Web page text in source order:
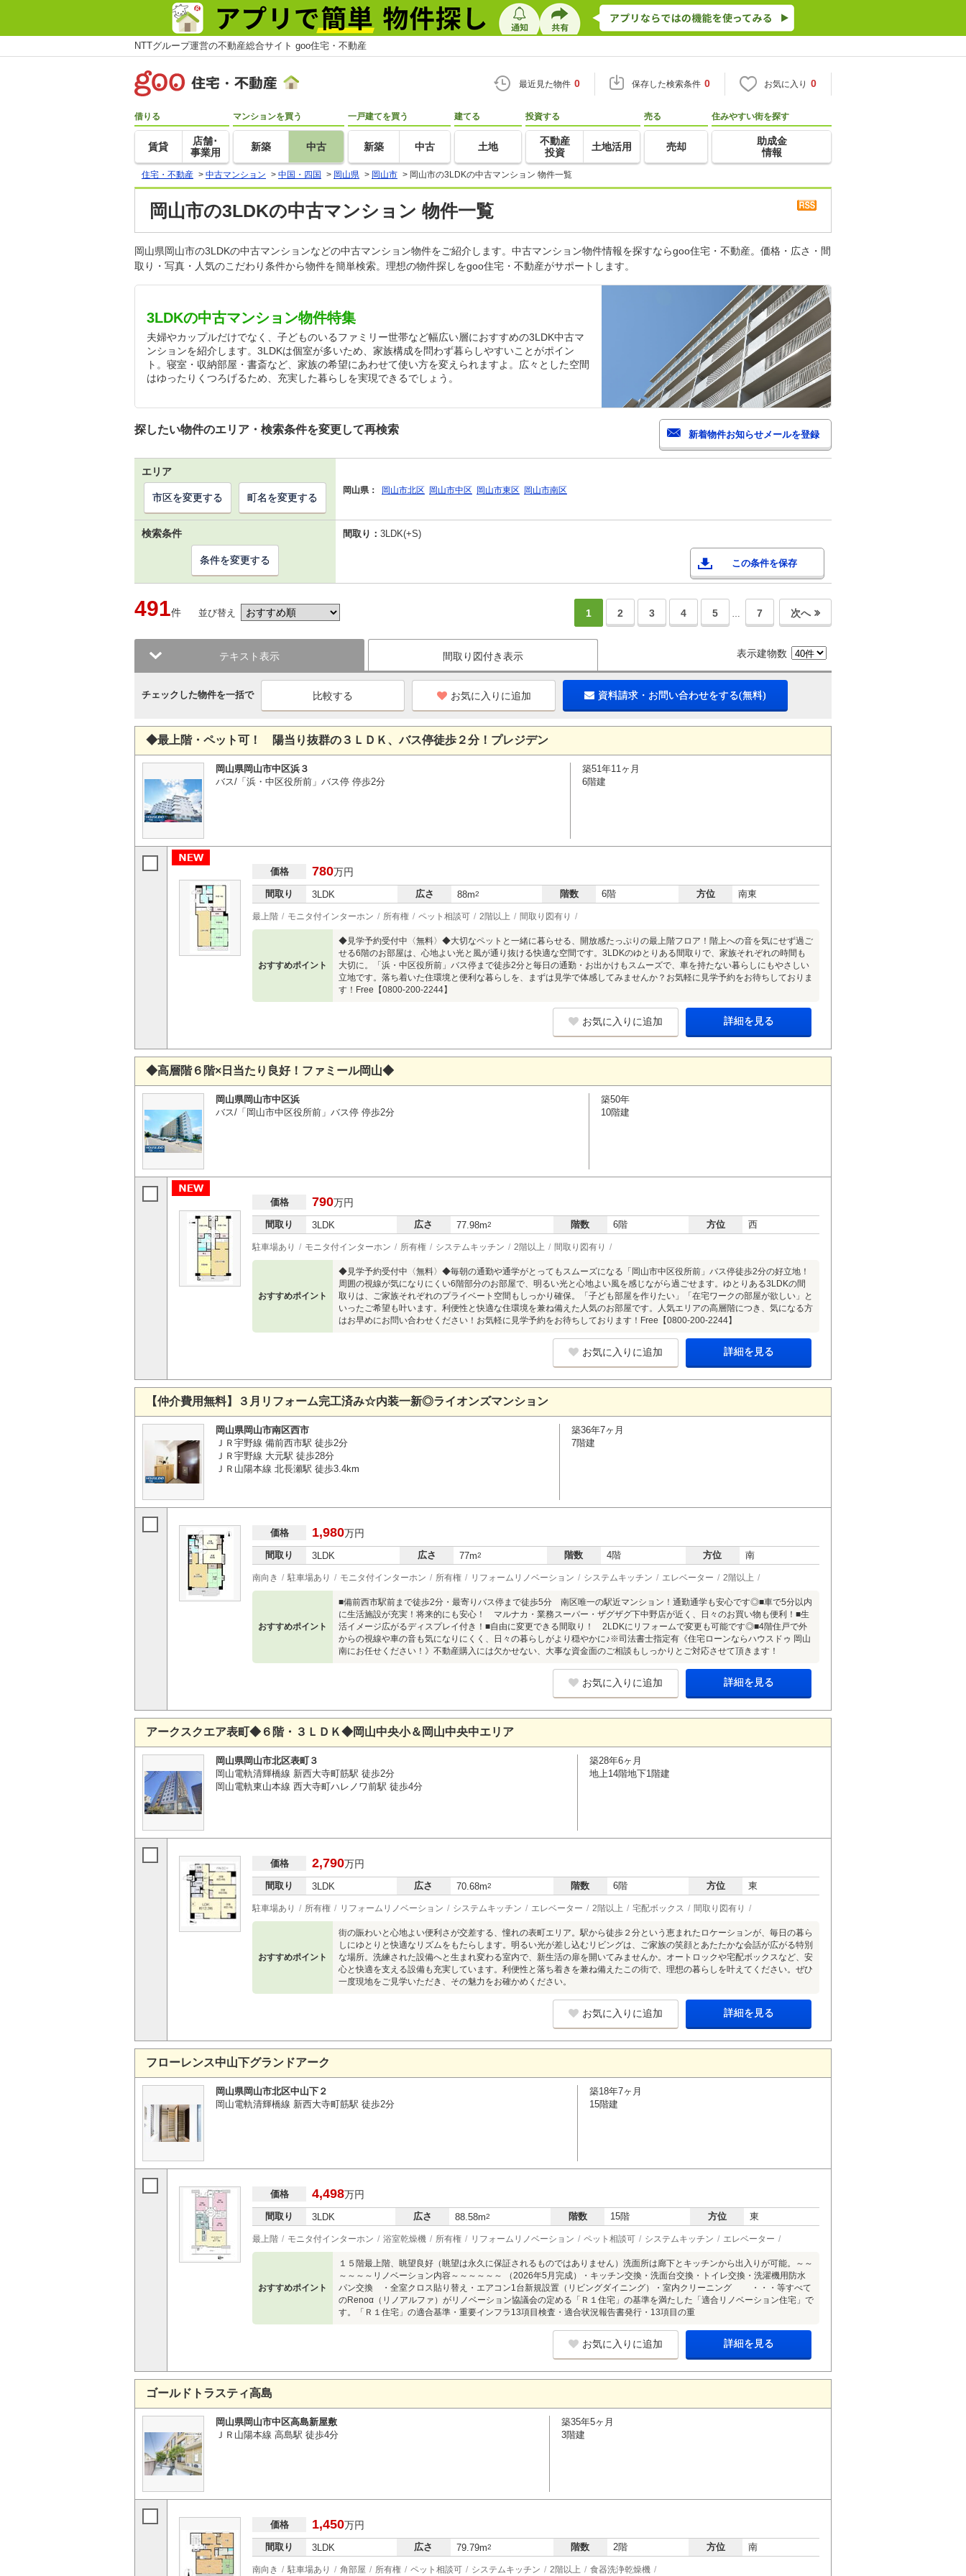
NTTグループ運営の不動産総合サイト goo住宅・不動産
最近見た物件 0 保存した検索条件 0 お気に入り 0
借りる
賃貸
店舗･
事業用
マンションを買う
新築 中古
一戸建てを買う
新築 中古
建てる
土地
投資する
不動産
投資
土地活用
売る
売却
住みやすい街を探す
助成金
情報
住宅・不動産 > 中古マンション > 中国・四国 > 岡山県 > 岡山市 > 岡山市の3LDKの中古マンション 物件一覧
岡山市の3LDKの中古マンション 物件一覧
岡山県岡山市の3LDKの中古マンションなどの中古マンション物件をご紹介します。中古マンション物件情報を探すならgoo住宅・不動産。価格・広さ・間
取り・写真・人気のこだわり条件から物件を簡単検索。理想の物件探しをgoo住宅・不動産がサポートします。
3LDKの中古マンション物件特集
夫婦やカップルだけでなく、子どものいるファミリー世帯など幅広い層におすすめの3LDK中古マ
ンションを紹介します。3LDKは個室が多いため、家族構成を問わず暮らしやすいことがポイン
ト。寝室・収納部屋・書斎など、家族の希望にあわせて使い方を変えられますよ。広々とした空間
はゆったりくつろげるため、充実した暮らしを実現できるでしょう。
探したい物件のエリア・検索条件を変更して再検索
エリア
岡山県： 岡山市北区 岡山市中区 岡山市東区 岡山市南区
市区を変更する 町名を変更する
検索条件 間取り： 3LDK(+S)
この条件を保存
条件を変更する
491件 並び替え 1 2 3 4 5 … 7 次へ
テキスト表示 間取り図付き表示 表示建物数
チェックした物件を一括で お気に入りに追加 資料請求・お問い合わせをする(無料)
◆最上階・ペット可！ 陽当り抜群の３ＬＤＫ、バス停徒歩２分！プレジデン
岡山県岡山市中区浜３
バス/「浜・中区役所前」バス停 停歩2分
築51年11ヶ月
6階建
価格 780万円
間取り 3LDK 広さ 88m2 階数 6階 方位 南東
最上階 モニタ付インターホン 所有権 ペット相談可 2階以上 間取り図有り
おすすめポイント
◆見学予約受付中〈無料〉◆大切なペットと一緒に暮らせる、開放感たっぷりの最上階フロア！階上への音を気にせず過ご
せる6階のお部屋は、心地よい光と風が通り抜ける快適な空間です。3LDKのゆとりある間取りで、家族それぞれの時間も
大切に。「浜・中区役所前」バス停まで徒歩2分と毎日の通勤・お出かけもスムーズで、車を持たない暮らしにもやさしい
立地です。落ち着いた住環境と便利な暮らしを、まずは見学で体感してみませんか？お気軽に見学予約をお待ちしておりま
す！Free【0800-200-2244】
お気に入りに追加 詳細を見る
◆高層階６階×日当たり良好！ファミール岡山◆
岡山県岡山市中区浜
バス/「岡山市中区役所前」バス停 停歩2分
築50年
10階建
価格 790万円
間取り 3LDK 広さ 77.98m2 階数 6階 方位 西
駐車場あり モニタ付インターホン 所有権 システムキッチン 2階以上 間取り図有り
おすすめポイント
◆見学予約受付中〈無料〉◆毎朝の通勤や通学がとってもスムーズになる「岡山市中区役所前」バス停徒歩2分の好立地！
周囲の視線が気になりにくい6階部分のお部屋で、明るい光と心地よい風を感じながら過ごせます。ゆとりある3LDKの間
取りは、ご家族それぞれのプライベート空間もしっかり確保。「子ども部屋を作りたい」「在宅ワークの部屋が欲しい」と
いったご希望も叶います。利便性と快適な住環境を兼ね備えた人気のお部屋です。人気エリアの高層階につき、気になる方
はお早めにお問い合わせください！お気軽に見学予約をお待ちしております！Free【0800-200-2244】
お気に入りに追加 詳細を見る
【仲介費用無料】３月リフォーム完工済み☆内装一新◎ライオンズマンション
岡山県岡山市南区西市
ＪＲ宇野線 備前西市駅 徒歩2分
ＪＲ宇野線 大元駅 徒歩28分
ＪＲ山陽本線 北長瀬駅 徒歩3.4km
築36年7ヶ月
7階建
価格 1,980万円
間取り 3LDK 広さ 77m2 階数 4階 方位 南
南向き 駐車場あり モニタ付インターホン 所有権 リフォームリノベーション システムキッチン エレベーター 2階以上
おすすめポイント
■備前西市駅前まで徒歩2分・最寄りバス停まで徒歩5分 南区唯一の駅近マンション！通勤通学も安心です◎■車で5分以内
に生活施設が充実！将来的にも安心！ マルナカ・業務スーパー・ザグザグ下中野店が近く、日々のお買い物も便利！■生
活イメージ広がるディスプレイ付き！■自由に変更できる間取り！ 2LDKにリフォームで変更も可能です◎■4階住戸で外
からの視線や車の音も気になりにくく、日々の暮らしがより穏やかに♪※司法書士指定有《住宅ローンならハウスドゥ 岡山
南にお任せください！》不動産購入には欠かせない、大事な資金面のご相談もしっかりとご対応させて頂きます！
お気に入りに追加 詳細を見る
アークスクエア表町◆６階・３ＬＤＫ◆岡山中央小＆岡山中央中エリア
岡山県岡山市北区表町３
岡山電軌清輝橋線 新西大寺町筋駅 徒歩2分
岡山電軌東山本線 西大寺町ハレノワ前駅 徒歩4分
築28年6ヶ月
地上14階地下1階建
価格 2,790万円
間取り 3LDK 広さ 70.68m2 階数 6階 方位 東
駐車場あり 所有権 リフォームリノベーション システムキッチン エレベーター 2階以上 宅配ボックス 間取り図有り
おすすめポイント
街の賑わいと心地よい便利さが交差する、憧れの表町エリア。駅から徒歩２分という恵まれたロケーションが、毎日の暮ら
しにゆとりと快適なリズムをもたらします。明るい光が差し込むリビングは、ご家族の笑顔とあたたかな会話が広がる特別
な場所。洗練された設備へと生まれ変わる室内で、新生活の扉を開いてみませんか。オートロックや宅配ボックスなど、安
心と快適を支える設備も充実しています。利便性と落ち着きを兼ね備えたこの街で、理想の暮らしを叶えてください。ぜひ
一度現地をご見学いただき、その魅力をお確かめください。
お気に入りに追加 詳細を見る
フローレンス中山下グランドアーク
岡山県岡山市北区中山下２
岡山電軌清輝橋線 新西大寺町筋駅 徒歩2分
築18年7ヶ月
15階建
価格 4,498万円
間取り 3LDK 広さ 88.58m2 階数 15階 方位 東
最上階 モニタ付インターホン 浴室乾燥機 所有権 リフォームリノベーション ペット相談可 システムキッチン エレベーター
おすすめポイント
１５階最上階、眺望良好（眺望は永久に保証されるものではありません）洗面所は廊下とキッチンから出入りが可能。～～
～～～～リノベーション内容～～～～～～ （2026年5月完成）・キッチン交換・洗面台交換・トイレ交換・洗濯機用防水
パン交換 ・全室クロス貼り替え・エアコン1台新規設置（リビングダイニング）・室内クリーニング ・・・等すべて
のRenoα（リノアルファ）がリノベーション協議会の定める「Ｒ１住宅」の基準を満たした「適合リノベーション住宅」で
す。「Ｒ１住宅」の適合基準・重要インフラ13項目検査・適合状況報告書発行・13項目の重
お気に入りに追加 詳細を見る
ゴールドトラスティ高島
岡山県岡山市中区高島新屋敷
ＪＲ山陽本線 高島駅 徒歩4分
築35年5ヶ月
3階建
価格 1,450万円
間取り 3LDK 広さ 79.79m2 階数 2階 方位 南
南向き 駐車場あり 角部屋 所有権 ペット相談可 システムキッチン 2階以上 食器洗浄乾燥機